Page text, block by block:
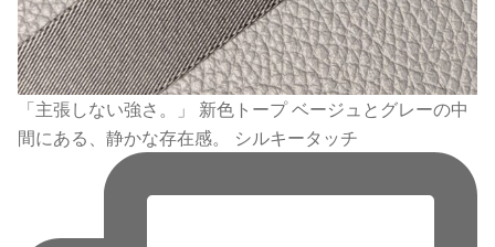
「主張しない強さ。」 新色トープ ベージュとグレーの中
間にある、静かな存在感。 シルキータッチ